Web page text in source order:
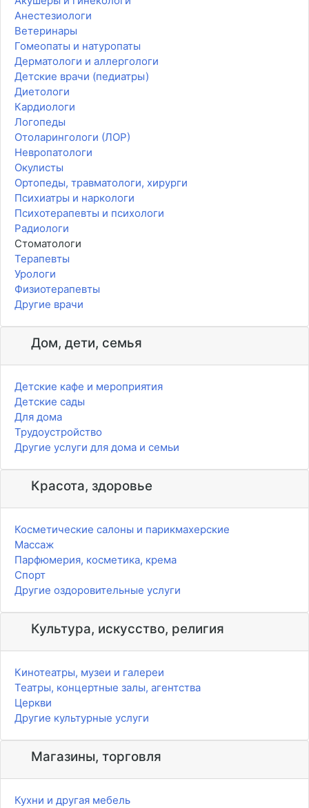
Анестезиологи
Ветеринары
Гомеопаты и натуропаты
Дерматологи и аллергологи
Детские врачи (педиатры)
Диетологи
Кардиологи
Логопеды
Отоларингологи (ЛОР)
Невропатологи
Окулисты
Ортопеды, травматологи, хирурги
Психиатры и наркологи
Психотерапевты и психологи
Радиологи
Стоматологи
Терапевты
Урологи
Физиотерапевты
Другие врачи
Дом, дети, семья
Детские кафе и мероприятия
Детские сады
Для дома
Трудоустройство
Другие услуги для дома и семьи
Красота, здоровье
Косметические салоны и парикмахерские
Массаж
Парфюмерия, косметика, крема
Спорт
Другие оздоровительные услуги
Культура, искусство, религия
Кинотеатры, музеи и галереи
Театры, концертные залы, агентства
Церкви
Другие культурные услуги
Магазины, торговля
Кухни и другая мебель